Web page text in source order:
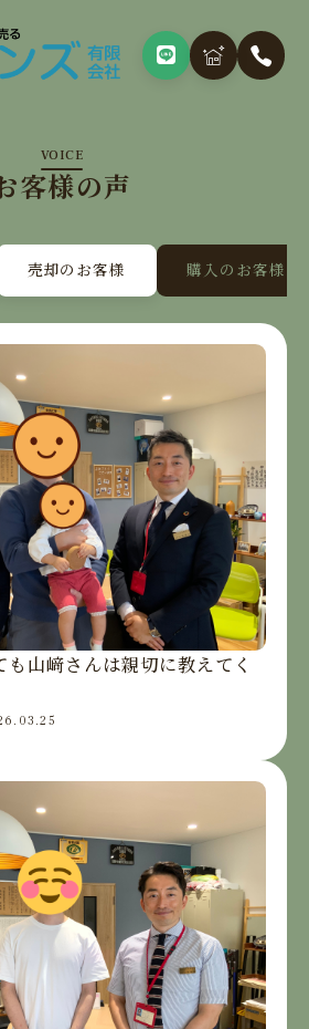
VOICE
客様の声
売却のお客様 購入のお客様
山﨑さんは親切に教えてく